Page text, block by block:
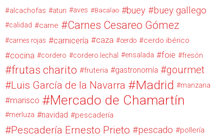
alcachofas atun aves Bacalao buey buey gallego
calidad carne Carnes Cesareo Gómez
carnes rojas carnicería caza cerdo cerdo ibérico
cocina cordero cordero lechal ensalada foie fresón
frutas charito fruteria gastronomía gourmet
Luis García de la Navarra Madrid manzana
marisco Mercado de Chamartín
merluza navidad pescadería
Pescadería Ernesto Prieto pescado pollería